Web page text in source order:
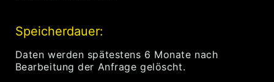
Speicherdauer:
Daten werden spätestens 6 Monate nach
Bearbeitung der Anfrage gelöscht.